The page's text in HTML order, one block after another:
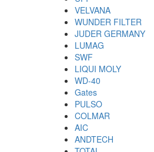
VELVANA
WUNDER FILTER
JUDER GERMANY
LUMAG
SWF
LIQUI MOLY
WD-40
Gates
PULSO
COLMAR
AIC
ANDTECH